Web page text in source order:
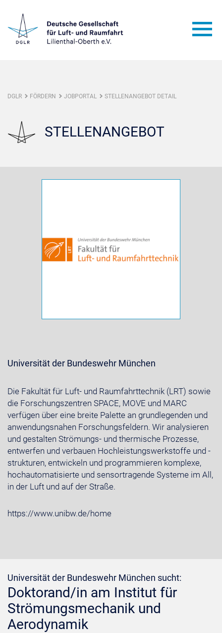
DGLR FÖRDERN JOBPORTAL STELLENANGEBOT DETAIL
STELLENANGEBOT
Universität der Bundeswehr München
Die Fakultät für Luft- und Raumfahrttechnik (LRT) sowie
die Forschungszentren SPACE, MOVE und MARC
verfügen über eine breite Palette an grundlegenden und
anwendungsnahen Forschungsfeldern. Wir analysieren
und gestalten Strömungs- und thermische Prozesse,
entwerfen und verbauen Hochleistungswerkstoffe und -
strukturen, entwickeln und programmieren komplexe,
hochautomatisierte und sensortragende Systeme im All,
in der Luft und auf der Straße.
https://www.unibw.de/home
Universität der Bundeswehr München sucht:
Doktorand/in am Institut für
Strömungsmechanik und
Aerodynamik